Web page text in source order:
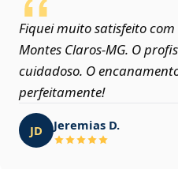
Fiquei muito satisfeito
Montes Claros‑MG. O
cuidadoso. O
perfeitamente!
JD Jeremias D.